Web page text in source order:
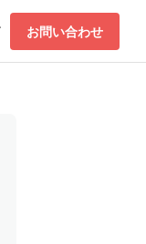
お問い合わせ